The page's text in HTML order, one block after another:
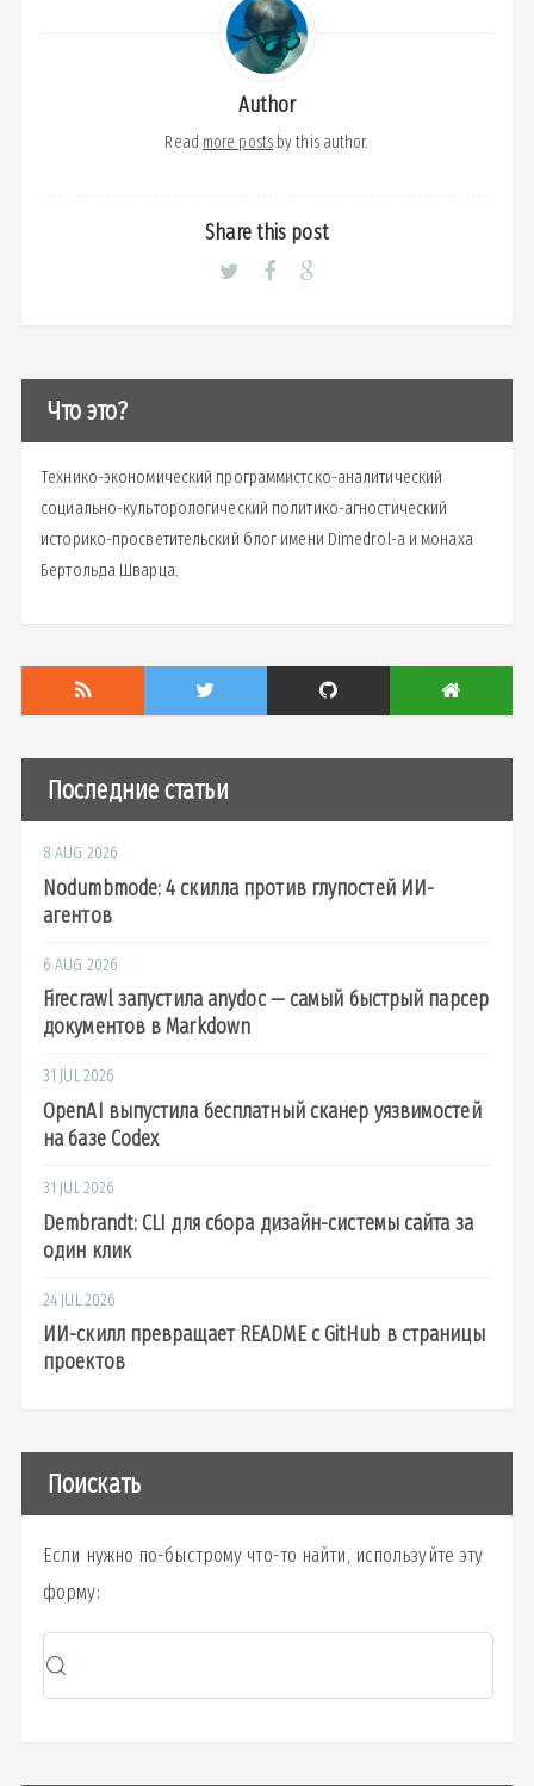
Author
Read more postsby this author.
Share this post
Что это?
Технико-экономический программистско-аналитический
социально-культорологический политико-агностический
историко-просветительский блог имени Dimedrol-a и монаха
Бертольда Шварца.
Последние статьи
8 AUG 2026
Nodumbmode: 4 скилла против глупостей ИИ-
агентов
6 AUG 2026
Firecrawl запустила anydoc — самый быстрый парсер
документов в Markdown
31 JUL 2026
OpenAI выпустила бесплатный сканер уязвимостей
на базе Codex
31 JUL 2026
Dembrandt: CLI для сбора дизайн-системы сайта за
один клик
24 JUL 2026
ИИ-скилл превращает README с GitHub в страницы
проектов
Поискать
Если нужно по-быстрому что-то найти, используйте эту
форму: